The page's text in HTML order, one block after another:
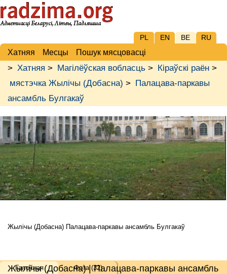
PL EN BE RU
Хатняя Месцы Пошук мясцовасці
> Хатняя > Магілёўская вобласць > Кіраўскі раён >
мястэчка Жылічы (Добасна) > Палацава-паркавы
ансамбль Булгакаў
Жылічы (Добасна) Палацава-паркавы ансамбль Булгакаў
Жылічы (Добасна) | Палацава-паркавы ансамбль
Галоўная Фота (32)